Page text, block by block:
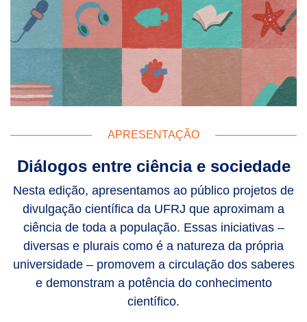
APRESENTAÇÃO
Diálogos entre ciência e sociedade
Nesta edição, apresentamos ao público projetos de
divulgação científica da UFRJ que aproximam a
ciência de toda a população. Essas iniciativas –
diversas e plurais como é a natureza da própria
universidade – promovem a circulação dos saberes
e demonstram a potência do conhecimento
científico.